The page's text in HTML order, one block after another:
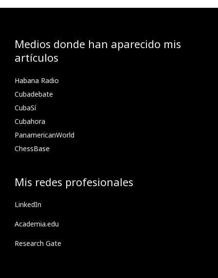
Medios donde han aparecido mis
artículos
Habana Radio
Cubadebate
CubaSí
Cubahora
PanamericanWorld
ChessBase
Mis redes profesionales
LinkedIn
Academia.edu
Research Gate